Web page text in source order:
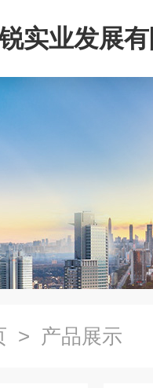
实业发展
> 产品展示